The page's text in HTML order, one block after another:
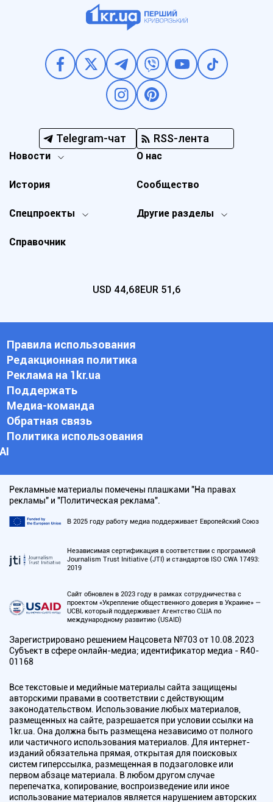
Telegram-чат RSS-лента
Новости
Спецпроекты Другие разделы
История
О нас
Справочник
Сообщество
USD 44,68EUR 51,6
Правила использования
Редакционная политика
Реклама на 1kr.ua
Поддержать
Медиа-команда
Обратная связь
Политика использования
АI
Рекламные материалы помечены плашками "На правах
рекламы" и "Политическая реклама".
В 2025 году работу медиа поддерживает Европейский Союз
Независимая сертификация в соответствии с программой
Journalism Trust Initiative (JTI) и стандартов ISO CWA 17493:
2019
Сайт обновлен в 2023 году в рамках сотрудничества с
проектом «Укрепление общественного доверия в Украине» —
UCBI, который поддерживает Агентство США по
международному развитию (USAID)
Зарегистрировано решением Нацсовета №703 от 10.08.2023
Субъект в сфере онлайн-медиа; идентификатор медиа - R40-
01168
Все текстовые и медийные материалы сайта защищены
авторскими правами в соответствии с действующим
законодательством. Использование любых материалов,
размещенных на сайте, разрешается при условии ссылки на
1kr.ua. Она должна быть размещена независимо от полного
или частичного использования материалов. Для интернет-
изданий обязательна прямая, открытая для поисковых
систем гиперссылка, размещенная в подзаголовке или
первом абзаце материала. В любом другом случае
перепечатка, копирование, воспроизведение или иное
использование материалов является нарушением авторских